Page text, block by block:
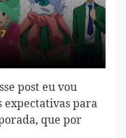
post eu vou
expectativas para
que por